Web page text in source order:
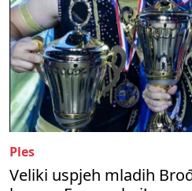
Ples
Veliki uspjeh mladih